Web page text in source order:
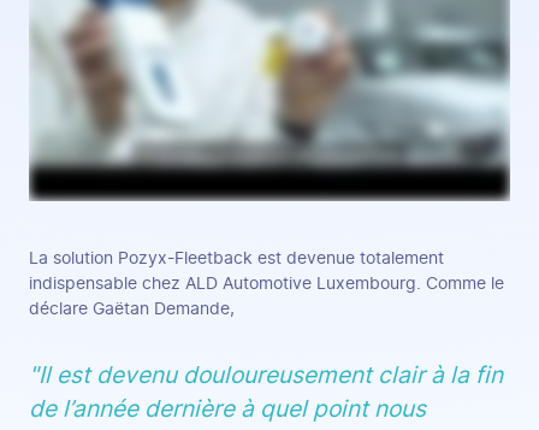
La solution Pozyx-Fleetback est devenue totalement
indispensable chez ALD Automotive Luxembourg. Comme le
déclare Gaëtan Demande,
"Il est devenu douloureusement clair à la fin
de l’année dernière à quel point nous